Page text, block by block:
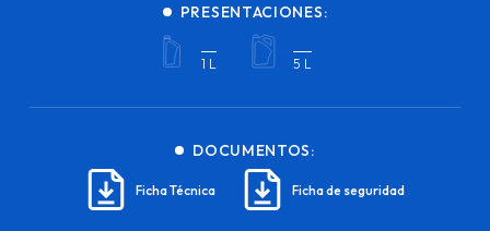
PRESENTACIONES:
1 L 5 L
DOCUMENTOS:
Ficha Técnica Ficha de seguridad